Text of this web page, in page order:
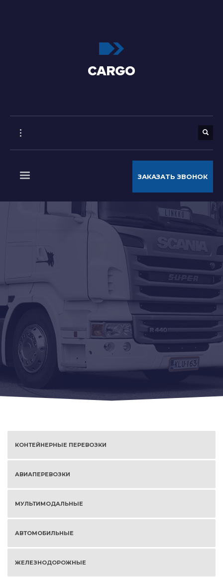
ЗАКАЗАТЬ ЗВОНОК
КОНТЕЙНЕРНЫЕ ПЕРЕВОЗКИ
АВИАПЕРЕВОЗКИ
МУЛЬТИМОДАЛЬНЫЕ
АВТОМОБИЛЬНЫЕ
ЖЕЛЕЗНОДОРОЖНЫЕ